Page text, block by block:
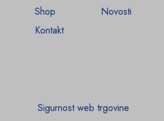
Shop
Novosti
Kontakt
Sigurnost web trgovine